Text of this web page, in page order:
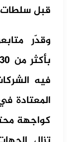
قبل سلطات
وقدّر
فيه
المعتادة
كواجهة